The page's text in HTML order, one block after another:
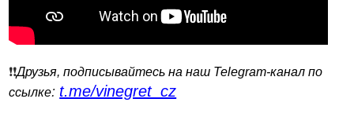
❗️❗️Друзья, подписывайтесь на наш Telegram-канал по
ссылке: t.me/vinegret_cz